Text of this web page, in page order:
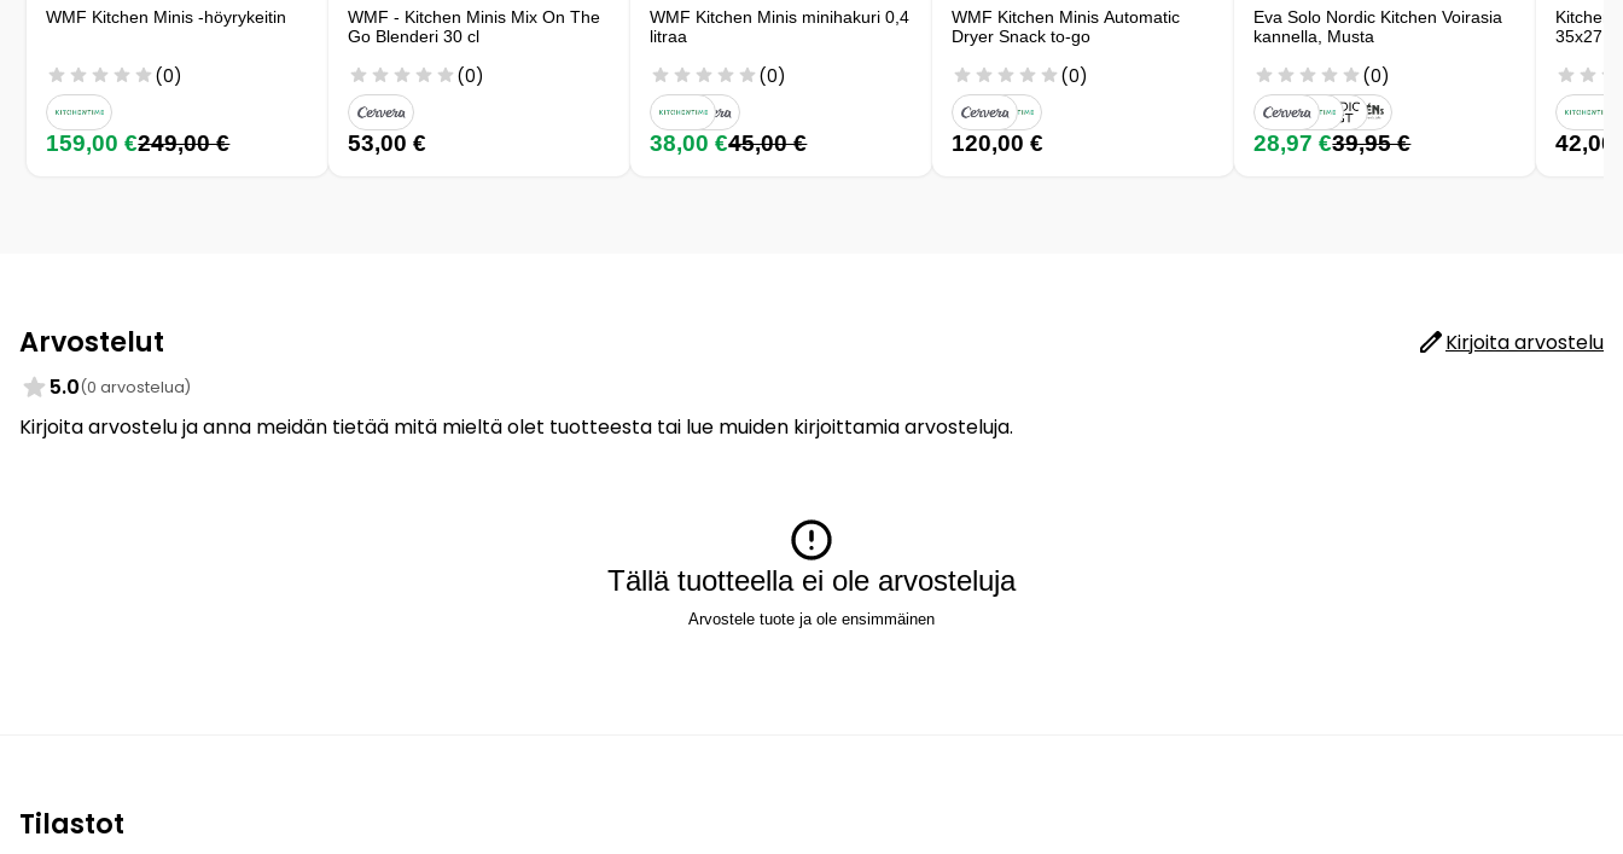
WMF Kitchen Minis -höyrykeitin
(0)
159,00 €249,00 €
WMF - Kitchen Minis Mix On The
Go Blenderi 30 cl
(0)
53,00 €
WMF Kitchen Minis minihakuri 0,4
litraa
(0)
38,00 €45,00 €
WMF Kitchen Minis Automatic
Dryer Snack to-go
(0)
120,00 €
Eva Solo Nordic Kitchen Voirasia
kannella, Musta
(0)
28,97 €39,95 €
Kitchen
35x27
42,00
Arvostelut
Kirjoita arvostelu
5.0(0 arvostelua)
Kirjoita arvostelu ja anna meidän tietää mitä mieltä olet tuotteesta tai lue muiden kirjoittamia arvosteluja.
Tällä tuotteella ei ole arvosteluja
Arvostele tuote ja ole ensimmäinen
Tilastot